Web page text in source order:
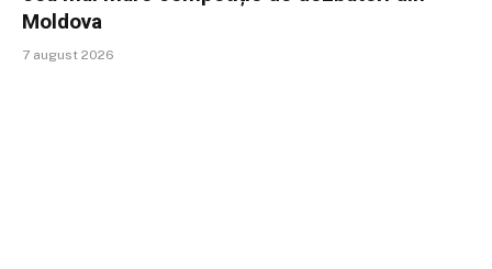
Moldova
7 august 2026